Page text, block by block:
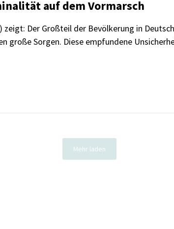
auf dem Vormarsch
Der Großteil der Bevölkerung in
Sorgen. Diese empfundene
Mehr laden